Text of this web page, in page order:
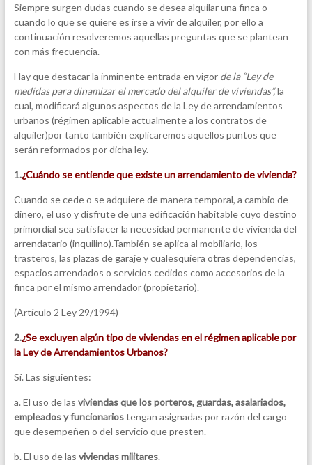
Siempre surgen dudas cuando se desea alquilar una finca o
cuando lo que se quiere es irse a vivir de alquiler, por ello a
continuación resolveremos aquellas preguntas que se plantean
con más frecuencia.
Hay que destacar la inminente entrada en vigor de la “Ley de
medidas para dinamizar el mercado del alquiler de viviendas”,la
cual, modificará algunos aspectos de la Ley de arrendamientos
urbanos (régimen aplicable actualmente a los contratos de
alquiler)por tanto también explicaremos aquellos puntos que
serán reformados por dicha ley.
1.¿Cuándo se entiende que existe un arrendamiento de vivienda?
Cuando se cede o se adquiere de manera temporal, a cambio de
dinero, el uso y disfrute de una edificación habitable cuyo destino
primordial sea satisfacer la necesidad permanente de vivienda del
arrendatario (inquilino).También se aplica al mobiliario, los
trasteros, las plazas de garaje y cualesquiera otras dependencias,
espacios arrendados o servicios cedidos como accesorios de la
finca por el mismo arrendador (propietario).
(Artículo 2 Ley 29/1994)
2.¿Se excluyen algún tipo de viviendas en el régimen aplicable por
la Ley de Arrendamientos Urbanos?
Sí. Las siguientes:
a. El uso de las viviendas que los porteros, guardas, asalariados,
empleados y funcionariostengan asignadas por razón del cargo
que desempeñen o del servicio que presten.
b. El uso de las viviendas militares.